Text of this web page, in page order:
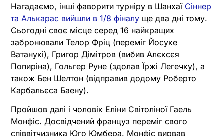
Нагадаємо, інші фаворити турніру в Шанхаї Сіннер
та Алькарас вийшли в 1/8 фіналу ще два дні тому.
Сьогодні своє місце серед 16 найкращих
забронювали Телор Фріц (переміг Йосуке
Ватанукі), Григор Дімітров (вибив Алєксєя
Попиріна), Гольгер Руне (здолав Їржі Легечку), а
також Бен Шелтон (відправив додому Роберто
Карбальєса Баену).
Пройшов далі і чоловік Еліни Світоліної Гаель
Монфіс. Досвідчений француз переміг свого
співвітчизника Юго Юмбера. Монфіс вирвав